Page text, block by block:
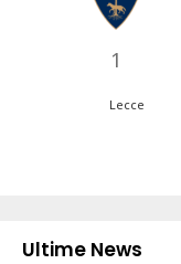
1
Lecce
Ultime News